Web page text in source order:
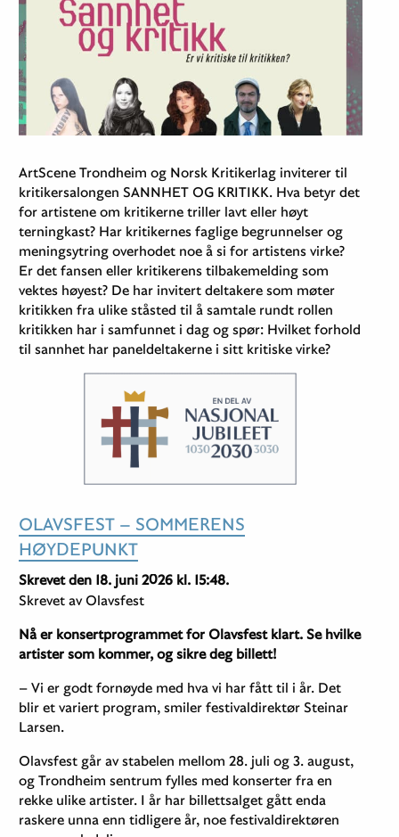
ArtScene Trondheim og Norsk Kritikerlag inviterer til
kritikersalongen SANNHET OG KRITIKK. Hva betyr det
for artistene om kritikerne triller lavt eller høyt
terningkast? Har kritikernes faglige begrunnelser og
meningsytring overhodet noe å si for artistens virke?
Er det fansen eller kritikerens tilbakemelding som
vektes høyest? De har invitert deltakere som møter
kritikken fra ulike ståsted til å samtale rundt rollen
kritikken har i samfunnet i dag og spør: Hvilket forhold
til sannhet har paneldeltakerne i sitt kritiske virke?
OLAVSFEST – SOMMERENS
HØYDEPUNKT
Skrevet den 18. juni 2026 kl. 15:48.
Skrevet av Olavsfest
Nå er konsertprogrammet for Olavsfest klart. Se hvilke
artister som kommer, og sikre deg billett!
– Vi er godt fornøyde med hva vi har fått til i år. Det
blir et variert program, smiler festivaldirektør Steinar
Larsen.
Olavsfest går av stabelen mellom 28. juli og 3. august,
og Trondheim sentrum fylles med konserter fra en
rekke ulike artister. I år har billettsalget gått enda
raskere unna enn tidligere år, noe festivaldirektøren